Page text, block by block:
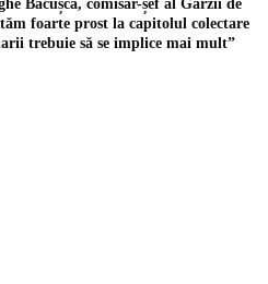
Bacușcă, comisar-șef al Gărzii de
foarte prost la capitolul colectare
trebuie să se implice mai mult”